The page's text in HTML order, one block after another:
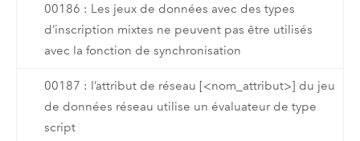
00186 : Les jeux de données avec des types
d’inscription mixtes ne peuvent pas être utilisés
avec la fonction de synchronisation
00187 : l’attribut de réseau [<nom_attribut>] du jeu
de données réseau utilise un évaluateur de type
script